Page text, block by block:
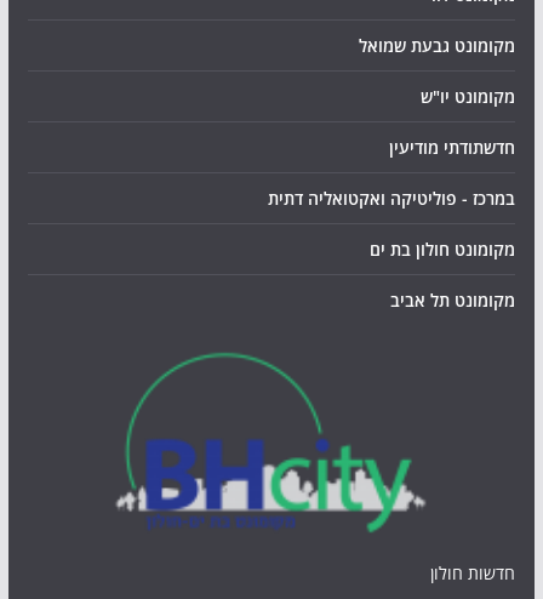
מקומונט גבעת שמואל
מקומונט יו"ש
חדשתודתי מודיעין
במרכז - פוליטיקה ואקטואליה דתית
מקומונט חולון בת ים
מקומונט תל אביב
חדשות חולון